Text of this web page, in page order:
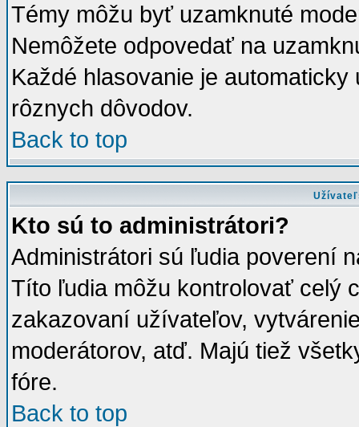
Témy môžu byť uzamknuté
Nemôžete odpovedať na
Každé hlasovanie je
rôznych dôvodov.
Back to top
Kto sú to administrátori?
Administrátori sú ľudia poverení
Títo ľudia môžu kontrolovať celý
zakazovaní užívateľov,
moderátorov, atď. Majú tiež
fóre.
Back to top